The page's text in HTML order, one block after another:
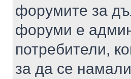
форумите за
форуми е
потребители,
за да се